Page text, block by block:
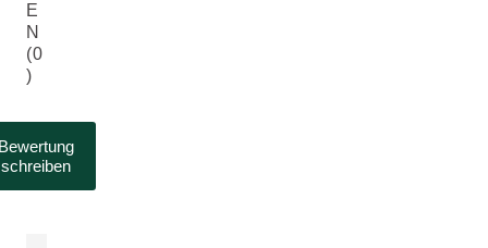
E
N
(0
)
schreiben